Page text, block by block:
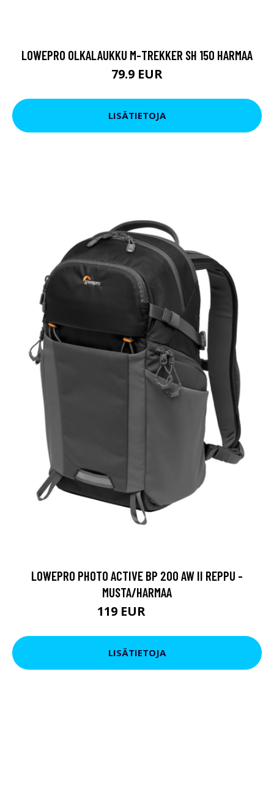
LOWEPRO OLKALAUKKU M-TREKKER SH 150 HARMAA
79.9 EUR
LISÄTIETOJA
LOWEPRO PHOTO ACTIVE BP 200 AW II REPPU -
MUSTA/HARMAA
119 EUR
LISÄTIETOJA